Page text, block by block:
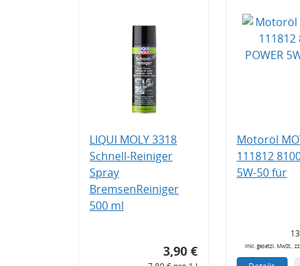
LIQUI MOLY 3318
Schnell-Reiniger
Spray
BremsenReiniger
500 ml
3,90 €
Motoröl
111812
5W-50 für
inkl. gesetzl. MwSt.,